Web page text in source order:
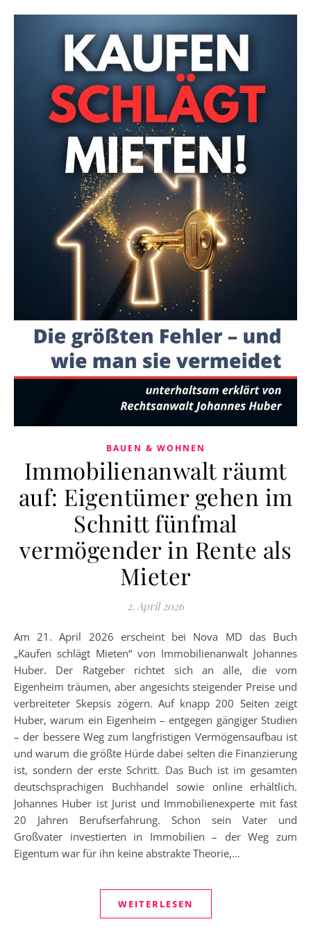
BAUEN & WOHNEN
Immobilienanwalt räumt
auf: Eigentümer gehen im
Schnitt fünfmal
vermögender in Rente als
Mieter
2. April 2026
Am 21. April 2026 erscheint bei Nova MD das Buch
„Kaufen schlägt Mieten“ von Immobilienanwalt Johannes
Huber. Der Ratgeber richtet sich an alle, die vom
Eigenheim träumen, aber angesichts steigender Preise und
verbreiteter Skepsis zögern. Auf knapp 200 Seiten zeigt
Huber, warum ein Eigenheim – entgegen gängiger Studien
– der bessere Weg zum langfristigen Vermögensaufbau ist
und warum die größte Hürde dabei selten die Finanzierung
ist, sondern der erste Schritt. Das Buch ist im gesamten
deutschsprachigen Buchhandel sowie online erhältlich.
Johannes Huber ist Jurist und Immobilienexperte mit fast
20 Jahren Berufserfahrung. Schon sein Vater und
Großvater investierten in Immobilien – der Weg zum
Eigentum war für ihn keine abstrakte Theorie,…
WEITERLESEN